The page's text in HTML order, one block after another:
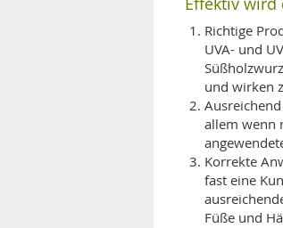
Effektiv wird
Richtige
UVA- und
und wirken
allem wenn
Korrekte
fast eine
Füße und